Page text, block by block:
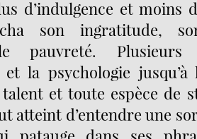
d’indulgence et moins
son ingratitude,
pauvreté.
la psychologie
talent et toute espèce de
atteint d’entendre une